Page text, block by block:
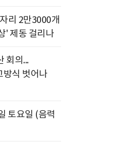
리 2만3000개
' 제동 걸리나
회의...
방식 벗어나
토요일 (음력